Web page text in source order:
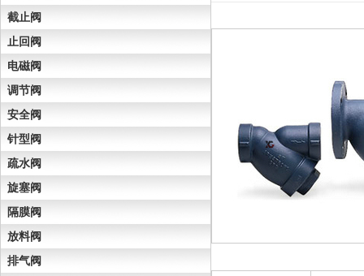
截止阀
止回阀
电磁阀
调节阀
安全阀
针型阀
疏水阀
旋塞阀
隔膜阀
放料阀
排气阀